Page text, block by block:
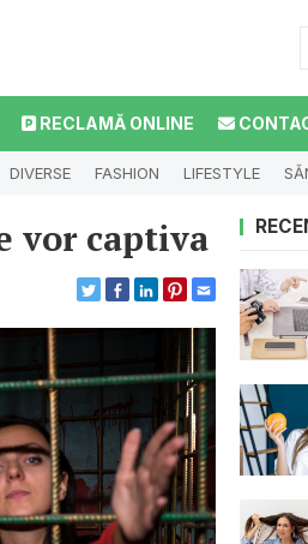
RECLAMĂ ONLINE
DIVERSE FASHION LIFESTYLE
vor captiva